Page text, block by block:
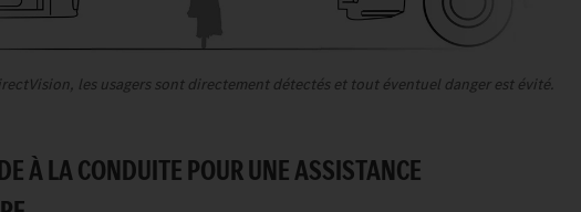
les usagers sont directement détectés et tout éventuel danger est évité.
À LA CONDUITE POUR UNE ASSISTANCE